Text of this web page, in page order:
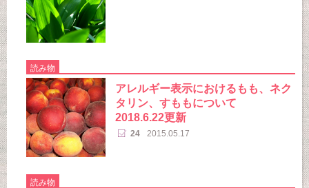
読み物
アレルギー表示におけるもも、ネク
タリン、すももについて
2018.6.22更新
24 2015.05.17
読み物